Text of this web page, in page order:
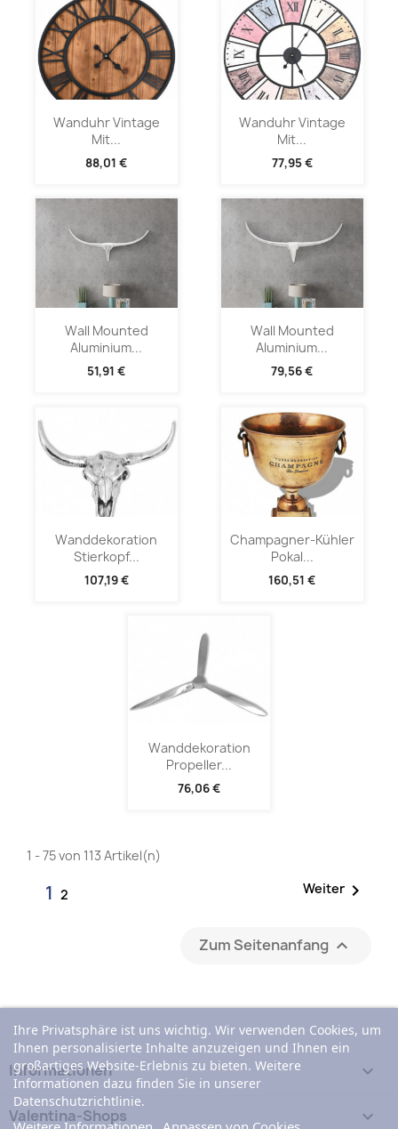
Wanduhr Vintage
Mit...
88,01 €
Wanduhr Vintage
Mit...
77,95 €
Wall Mounted
Aluminium...
51,91 €
Wall Mounted
Aluminium...
79,56 €
Wanddekoration
Stierkopf...
107,19 €
Champagner-Kühler
Pokal...
160,51 €
Wanddekoration
Propeller...
76,06 €
1 - 75 von 113 Artikel(n)
1 2 Weiter 
Zum Seitenanfang 
Informationen 
Valentina-Shops 
Ihre Privatsphäre ist uns wichtig. Wir verwenden Cookies, um
Ihnen personalisierte Inhalte anzuzeigen und Ihnen ein
großartiges Website-Erlebnis zu bieten. Weitere
Informationen dazu finden Sie in unserer
Datenschutzrichtlinie.